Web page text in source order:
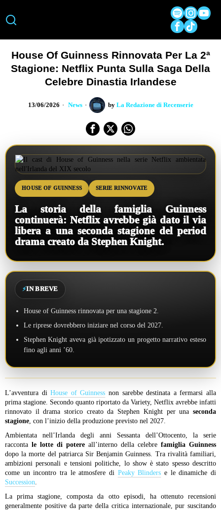
House Of Guinness Rinnovata Per La 2ª
Stagione: Netflix Punta Sulla Saga Della
Celebre Dinastia Irlandese
13/06/2026 News by La Redazione di Recenserie
HOUSE OF GUINNESS SERIE RINNOVATE
La storia della famiglia Guinness
continuerà: Netflix avrebbe già dato il via
libera a una seconda stagione del period
drama creato da Stephen Knight.
⚡IN BREVE
House of Guinness rinnovata per una stagione 2.
Le riprese dovrebbero iniziare nel corso del 2027.
Stephen Knight aveva già ipotizzato un progetto narrativo esteso
fino agli anni ’60.
L’avventura diHouse of Guinness non sarebbe destinata a fermarsi alla
prima stagione. Secondo quanto riportato da Variety, Netflix avrebbe infatti
rinnovato il drama storico creato da Stephen Knight per una seconda
stagione, con l’inizio della produzione previsto nel 2027.
Ambientata nell’Irlanda degli anni Sessanta dell’Ottocento, la serie
racconta le lotte di potere all’interno della celebre famiglia Guinness
dopo la morte del patriarca Sir Benjamin Guinness. Tra rivalità familiari,
ambizioni personali e tensioni politiche, lo show è stato spesso descritto
come un incontro tra le atmosfere di Peaky Blinders e le dinamiche di
Succession.
La prima stagione, composta da otto episodi, ha ottenuto recensioni
generalmente positive da parte della critica internazionale, pur suscitando